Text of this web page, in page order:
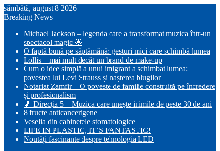
sâmbătă, august 8 2026
Breaking News
Michael Jackson – legenda care a transformat muzica într-un
spectacol magic 🌟
O faptă bună pe săptămână: gesturi mici care schimbă lumea
Lollis – mai mult decât un brand de make-up
Cum o idee simplă a unui imigrant a schimbat lumea:
povestea lui Levi Strauss și nașterea blugilor
Notariat Zamfir – O poveste de familie construită pe încredere
și profesionalism
🎵 Direcția 5 – Muzica care unește inimile de peste 30 de ani
8 fructe anticancerigene
Veselia din cabinetele stomatologice
LIFE IN PLASTIC, IT’S FANTASTIC!
Noutăți fascinante despre tehnologia LED